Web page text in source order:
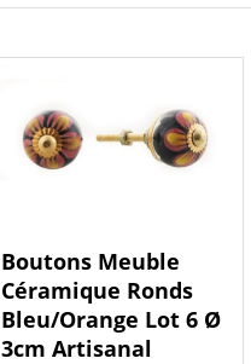
Boutons Meuble
Céramique Ronds
Bleu/Orange Lot 6 Ø
3cm Artisanal